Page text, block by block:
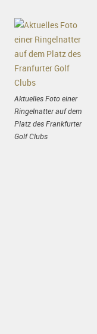
Aktuelles Foto einer
Ringelnatter auf dem
Platz des Frankfurter
Golf Clubs